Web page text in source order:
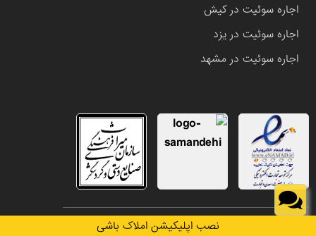
نصب اپلیکیشن املاک باشی
اجاره سوئیت در کیش
اجاره سوئیت در یزد
اجاره سوئیت در مشهد
تمامی حقوق این وب سایت متعلق به املاک باشی می باشد.